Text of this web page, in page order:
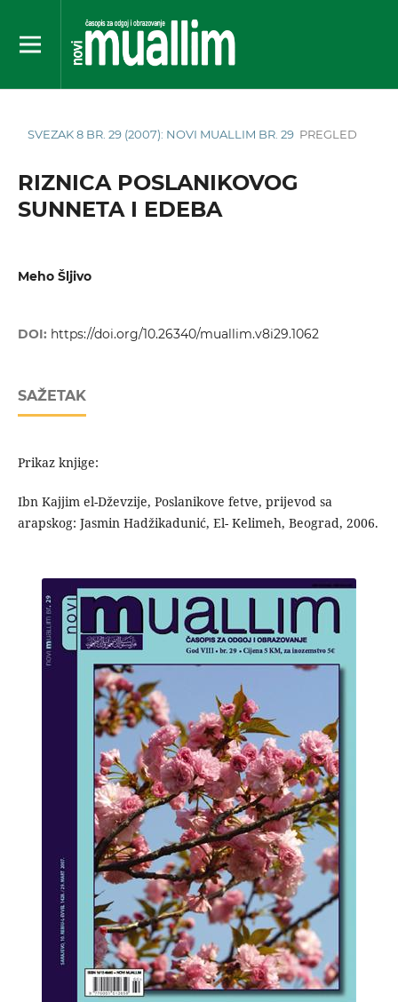
SVEZAK 8 BR. 29 (2007): NOVI MUALLIM BR. 29 PREGLED
RIZNICA POSLANIKOVOG
SUNNETA I EDEBA
Meho Šljivo
DOI: https://doi.org/10.26340/muallim.v8i29.1062
SAŽETAK
Prikaz knjige:
Ibn Kajjim el-Dževzije, Poslanikove fetve, prijevod sa
arapskog: Jasmin Hadžikadunić, El- Kelimeh, Beograd, 2006.